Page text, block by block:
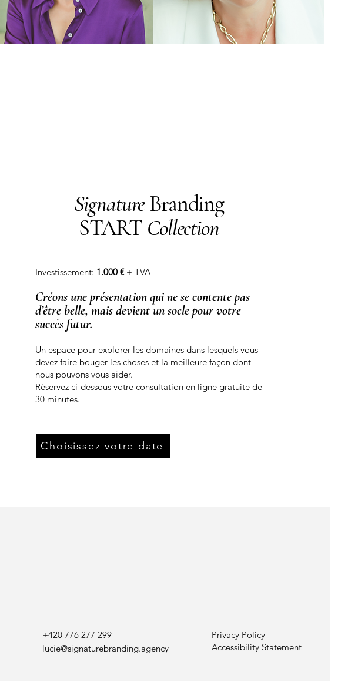
SignatureBranding
START Collection
Investissement: 1.000 €+ TVA
Créons une présentation qui ne se contente pas
d’être belle, mais devient un socle pour votre
succès futur.
Un espace pour explorer les domaines dans lesquels vous
devez faire bouger les choses et la meilleure façon dont
nous pouvons vous aider.
Réservez ci-dessous votre consultation en ligne gratuite de
30 minutes.
Choisissez votre date
+420 776 277 299
lucie@signaturebranding.agency
Privacy Policy
Accessibility Statement